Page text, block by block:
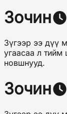
Зочин
Зүгээр ээ дүү
угаасаа л
новшнууд.
Зочин